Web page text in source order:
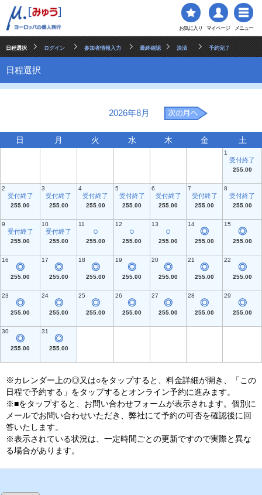
お気に入り マイページ メニュー
日程選択 ログイン 参加者情報入力 最終確認 決済 予約完了
日程選択
2026年8月
日 月 火 水 木 金 土
1
受付終了
255.00
2
受付終了
255.00
3
受付終了
255.00
4
受付終了
255.00
5
受付終了
255.00
6
受付終了
255.00
7
受付終了
255.00
8
受付終了
255.00
9
受付終了
255.00
10
受付終了
255.00
11
○
255.00
12
○
255.00
13
○
255.00
14
◎
255.00
15
◎
255.00
16
◎
255.00
17
◎
255.00
18
◎
255.00
19
◎
255.00
20
◎
255.00
21
◎
255.00
22
◎
255.00
23
◎
255.00
24
◎
255.00
25
◎
255.00
26
◎
255.00
27
◎
255.00
28
◎
255.00
29
◎
255.00
30
◎
255.00
31
◎
255.00
※カレンダー上の◎又は○をタップすると、料金詳細が開き、「この
日程で予約する」をタップするとオンライン予約に進みます。
※■をタップすると、お問い合わせフォームが表示されます。個別に
メールでお問い合わせいただき、弊社にて予約の可否を確認後に回
答いたします。
※表示されている状況は、一定時間ごとの更新ですので実際と異な
る場合があります。